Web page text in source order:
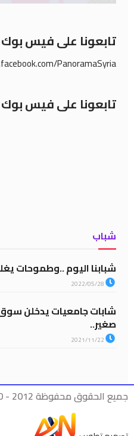
تابعونا على فيس بوك
PanoramaSyria
تابعونا على فيس بوك
شباب
شبابنا اليوم ..وطموحات
شابات جامعيات يدخلن
صغير..
جميع الحقوق محفوظة 2012 - 2020 © لموقع بانوراما سورية .